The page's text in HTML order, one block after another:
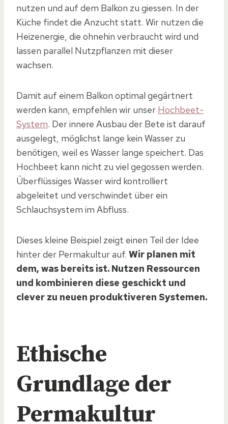
nutzen und auf dem Balkon zu giessen. In der
Küche findet die Anzucht statt. Wir nutzen die
Heizenergie, die ohnehin verbraucht wird und
lassen parallel Nutzpflanzen mit dieser
wachsen.
Damit auf einem Balkon optimal gegärtnert
werden kann, empfehlen wir unser Hochbeet-
System. Der innere Ausbau der Bete ist darauf
ausgelegt, möglichst lange kein Wasser zu
benötigen, weil es Wasser lange speichert. Das
Hochbeet kann nicht zu viel gegossen werden.
Überflüssiges Wasser wird kontrolliert
abgeleitet und verschwindet über ein
Schlauchsystem im Abfluss.
Dieses kleine Beispiel zeigt einen Teil der Idee
hinter der Permakultur auf. Wir planen mit
dem, was bereits ist. Nutzen Ressourcen
und kombinieren diese geschickt und
clever zu neuen produktiveren Systemen.
Ethische
Grundlage der
Permakultur